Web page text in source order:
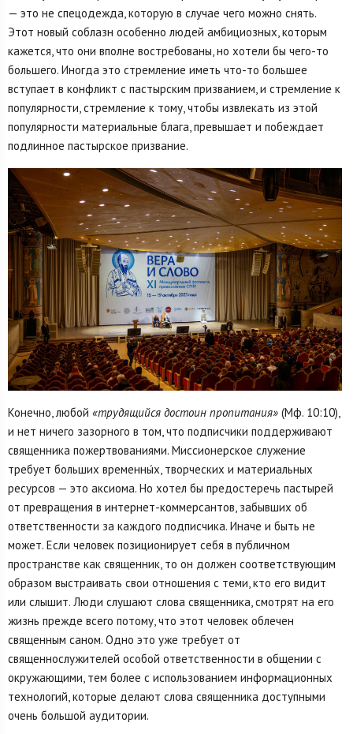
— это не спецодежда, которую в случае чего можно снять.
Этот новый соблазн особенно людей амбициозных, которым
кажется, что они вполне востребованы, но хотели бы чего-то
большего. Иногда это стремление иметь что-то большее
вступает в конфликт с пастырским призванием, и стремление к
популярности, стремление к тому, чтобы извлекать из этой
популярности материальные блага, превышает и побеждает
подлинное пастырское призвание.
Конечно, любой «трудящийся достоин пропитания» (Мф. 10:10),
и нет ничего зазорного в том, что подписчики поддерживают
священника пожертвованиями. Миссионерское служение
требует больших временны́х, творческих и материальных
ресурсов — это аксиома. Но хотел бы предостеречь пастырей
от превращения в интернет-коммерсантов, забывших об
ответственности за каждого подписчика. Иначе и быть не
может. Если человек позиционирует себя в публичном
пространстве как священник, то он должен соответствующим
образом выстраивать свои отношения с теми, кто его видит
или слышит. Люди слушают слова священника, смотрят на его
жизнь прежде всего потому, что этот человек облечен
священным саном. Одно это уже требует от
священнослужителей особой ответственности в общении с
окружающими, тем более с использованием информационных
технологий, которые делают слова священника доступными
очень большой аудитории.